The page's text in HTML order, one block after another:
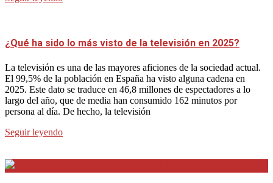
¿Qué ha sido lo más visto de la televisión en 2025?
La televisión es una de las mayores aficiones de la sociedad actual.
El 99,5% de la población en España ha visto alguna cadena en
2025. Este dato se traduce en 46,8 millones de espectadores a lo
largo del año, que de media han consumido 162 minutos por
persona al día. De hecho, la televisión
Seguir leyendo